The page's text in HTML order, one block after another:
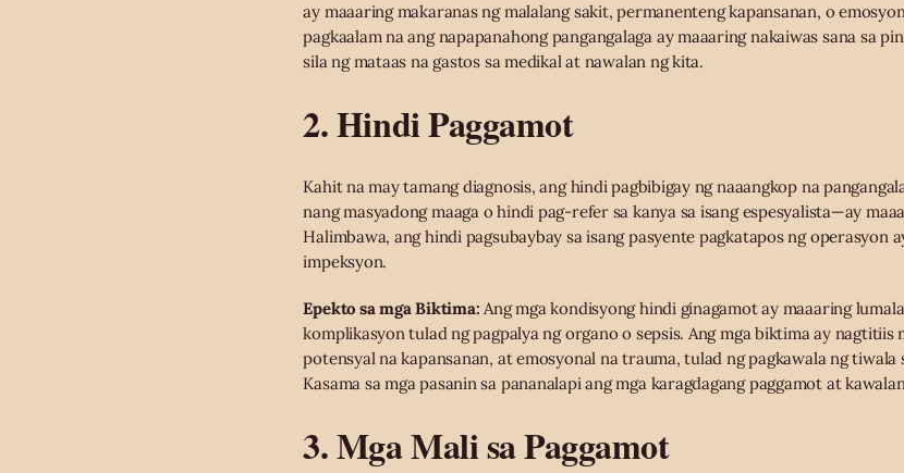
ay maaaring makaranas ng malalang sakit, permanenteng kapansanan, o
pagkaalam na ang napapanahong pangangalaga ay maaaring nakaiwas sana sa
sila ng mataas na gastos sa medikal at nawalan ng kita.
2. Hindi Paggamot
Kahit na may tamang diagnosis, ang hindi pagbibigay ng naaangkop na
nang masyadong maaga o hindi pag-refer sa kanya sa isang espesyalista—ay
Halimbawa, ang hindi pagsubaybay sa isang pasyente pagkatapos ng operasyon
impeksyon.
Epekto sa mga Biktima: Ang mga kondisyong hindi ginagamot ay maaaring
komplikasyon tulad ng pagpalya ng organo o sepsis. Ang mga biktima ay nagtitiis
potensyal na kapansanan, at emosyonal na trauma, tulad ng pagkawala ng tiwala
Kasama sa mga pasanin sa pananalapi ang mga karagdagang paggamot at
3. Mga Mali sa Paggamot